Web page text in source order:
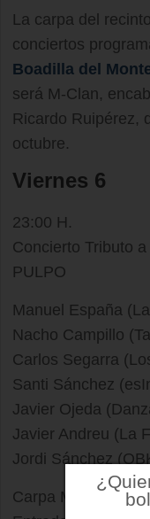
La carpa del
conciertos
Boadilla del
será M-Clan,
Ricardo Ruipérez,
octubre.
Viernes 6
23:00 H.
Concierto Tributo
PULPO
Manuel España
Nacho Campillo
Carlos Segarra
Santi Sánchez
Javier Ojeda
Javier Andreu (La
Jordi Sánchez
Carpa Municipal –